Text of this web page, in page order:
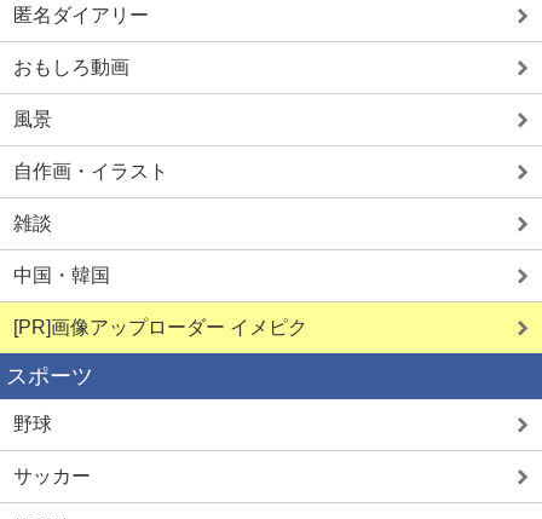
匿名ダイアリー
おもしろ動画
風景
自作画・イラスト
雑談
中国・韓国
[PR]画像アップローダー イメピク
スポーツ
野球
サッカー